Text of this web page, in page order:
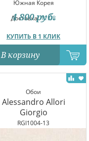
Южная Корея
Доставка:11.08
КУПИТЬ В 1 КЛИК
4 800 руб.
В корзину
Обои
Alessandro Allori
Giorgio
RGI1004-13